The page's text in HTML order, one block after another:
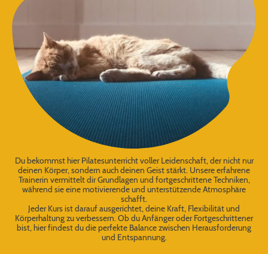
Du bekommst hier Pilatesunterricht voller Leidenschaft, der nicht nur
deinen Körper, sondern auch deinen Geist stärkt. Unsere erfahrene
Trainerin vermittelt dir Grundlagen und fortgeschrittene Techniken,
während sie eine motivierende und unterstützende Atmosphäre
schafft.
Jeder Kurs ist darauf ausgerichtet, deine Kraft, Flexibilität und
Körperhaltung zu verbessern. Ob du Anfänger oder Fortgeschrittener
bist, hier findest du die perfekte Balance zwischen Herausforderung
und Entspannung.